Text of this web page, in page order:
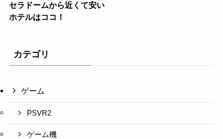
セラドームから近くて安い
ホテルはココ！
カテゴリ
ゲーム
PSVR2
ゲーム機